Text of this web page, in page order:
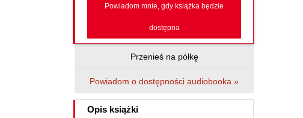
Powiadom mnie, gdy książka będzie
dostępna
Przenieś na półkę
Powiadom o dostępności audiobooka »
Opis książki